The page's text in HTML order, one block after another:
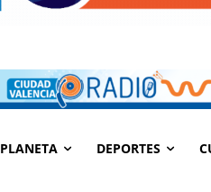
PLANETA DEPORTES